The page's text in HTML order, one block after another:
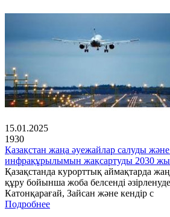
15.01.2025
1930
Қазақстан жаңа әуежайлар салуды және
инфрақұрылымын жақсартуды 2030
Қазақстанда курорттық аймақтарда
құру бойынша жоба белсенді
Катонқарағай, Зайсан және кендір с
Подробнее